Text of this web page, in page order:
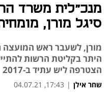
מנכ"לית משרד
סיגל מורן,
מורן, לשעבר ראש המועצה
היתר בקליטת הרשות
הצטרפה ליש עתיד ב-2017
שחר אילן |
17:43, 04.07.21